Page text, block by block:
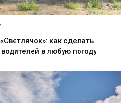
как сделать
в любую погоду